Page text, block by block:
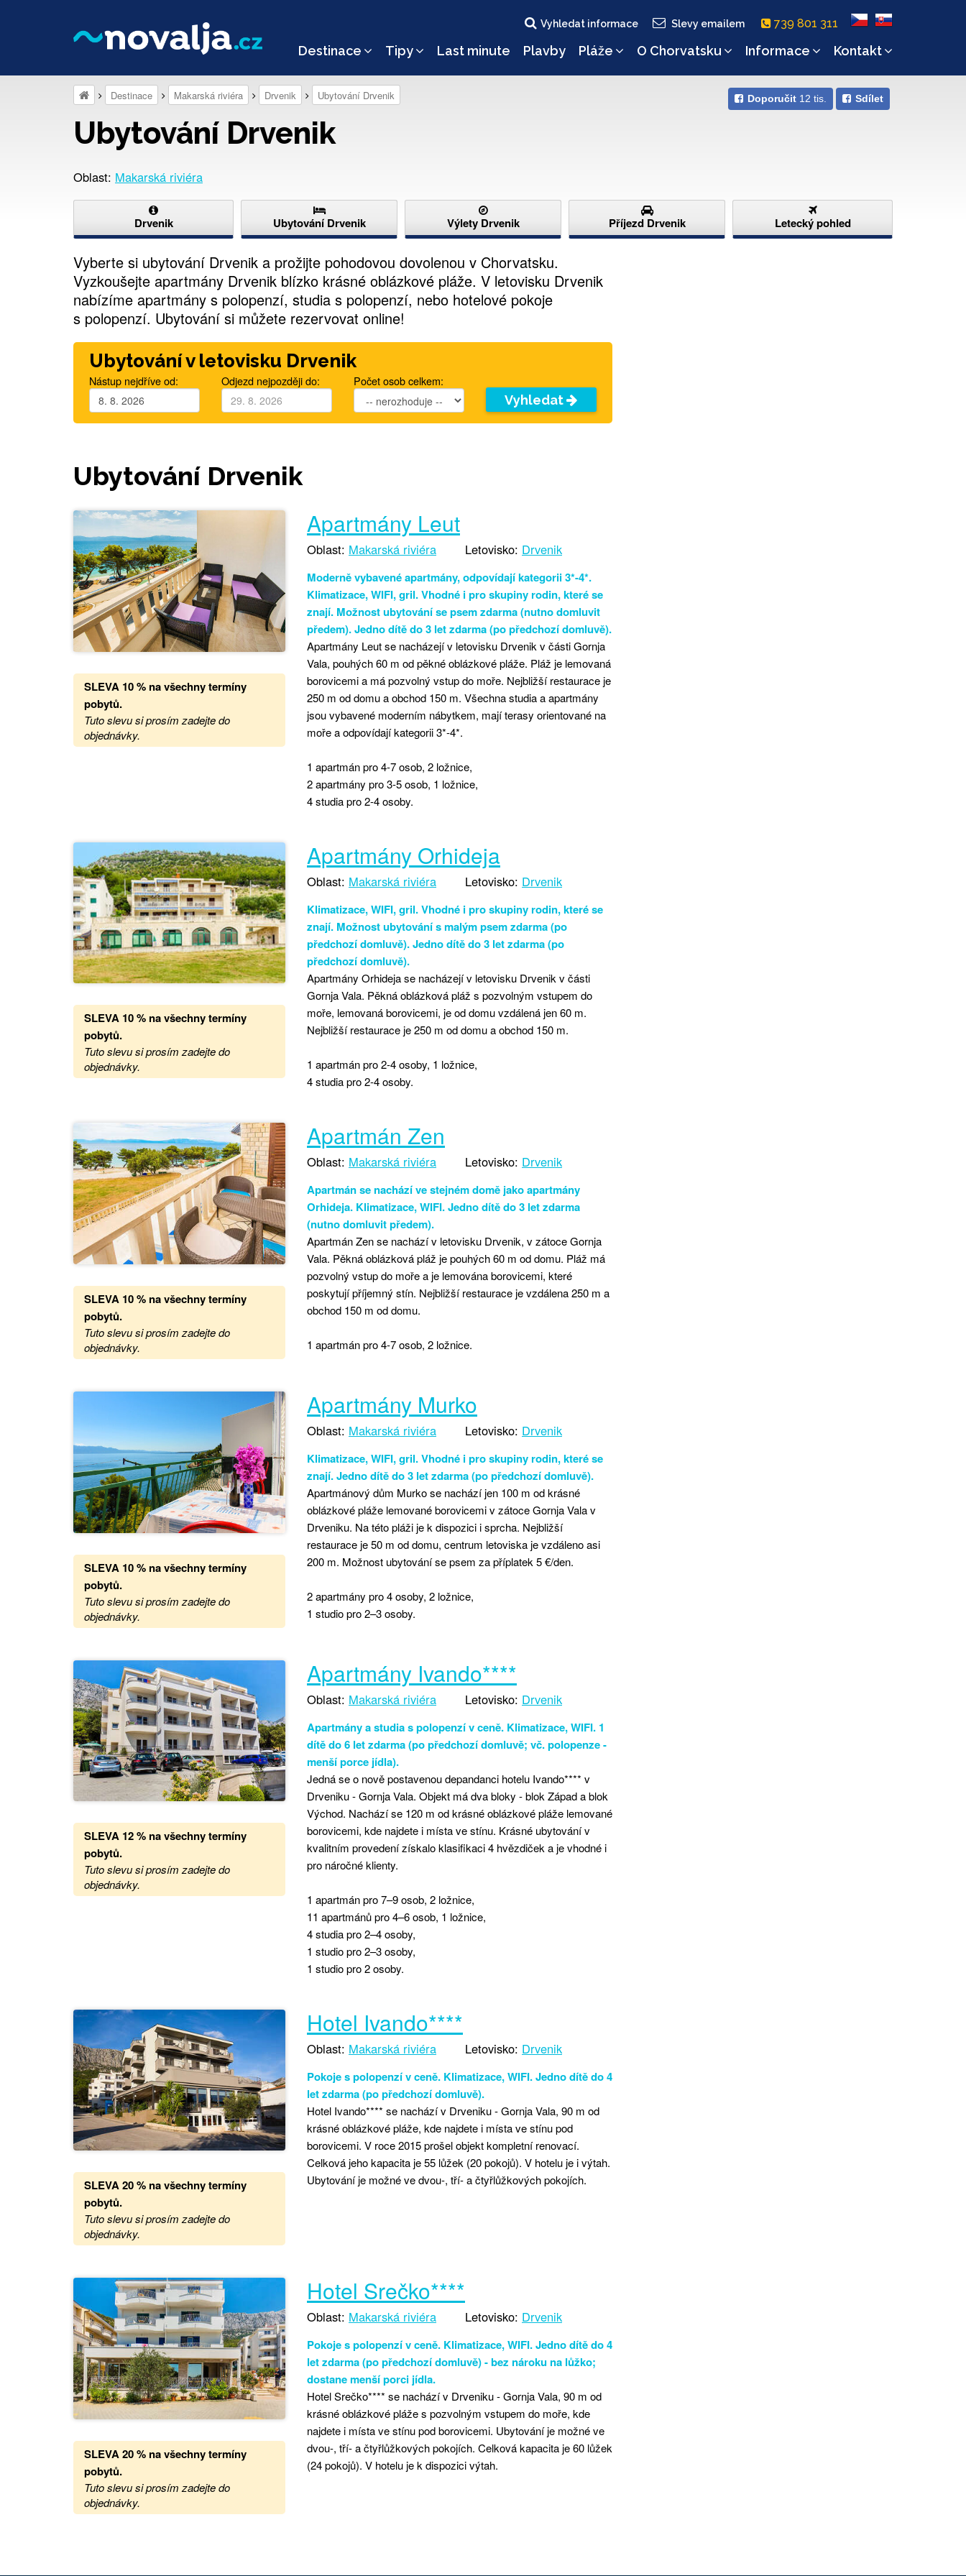
Vyhledat informace Slevy emailem 739 801 311
Destinace Tipy Last minute Plavby Pláže O Chorvatsku Informace Kontakt
Doporučit 12 tis. Sdílet
Destinace Makarská riviéra Drvenik Ubytování Drvenik
Ubytování Drvenik
Oblast: Makarská riviéra
Drvenik Ubytování Drvenik Výlety Drvenik Příjezd Drvenik Letecký pohled
Vyberte si ubytování Drvenik a prožijte pohodovou dovolenou v Chorvatsku.
Vyzkoušejte apartmány Drvenik blízko krásné oblázkové pláže. V letovisku Drvenik
nabízíme apartmány s polopenzí, studia s polopenzí, nebo hotelové pokoje
s polopenzí. Ubytování si můžete rezervovat online!
Ubytování v letovisku Drvenik
Nástup nejdříve od: Odjezd nejpozději do:
Počet osob celkem:
Vyhledat
Ubytování Drvenik
SLEVA 10 % na všechny termíny
pobytů.
Tuto slevu si prosím zadejte do
objednávky.
Apartmány Leut
Oblast: Makarská riviéra Letovisko: Drvenik
Moderně vybavené apartmány, odpovídají kategorii 3*-4*.
Klimatizace, WIFI, gril. Vhodné i pro skupiny rodin, které se
znají. Možnost ubytování se psem zdarma (nutno domluvit
předem). Jedno dítě do 3 let zdarma (po předchozí domluvě).
Apartmány Leut se nacházejí v letovisku Drvenik v části Gornja
Vala, pouhých 60 m od pěkné oblázkové pláže. Pláž je lemovaná
borovicemi a má pozvolný vstup do moře. Nejbližší restaurace je
250 m od domu a obchod 150 m. Všechna studia a apartmány
jsou vybavené moderním nábytkem, mají terasy orientované na
moře a odpovídají kategorii 3*-4*.
1 apartmán pro 4-7 osob, 2 ložnice,
2 apartmány pro 3-5 osob, 1 ložnice,
4 studia pro 2-4 osoby.
SLEVA 10 % na všechny termíny
pobytů.
Tuto slevu si prosím zadejte do
objednávky.
Apartmány Orhideja
Oblast: Makarská riviéra Letovisko: Drvenik
Klimatizace, WIFI, gril. Vhodné i pro skupiny rodin, které se
znají. Možnost ubytování s malým psem zdarma (po
předchozí domluvě). Jedno dítě do 3 let zdarma (po
předchozí domluvě).
Apartmány Orhideja se nacházejí v letovisku Drvenik v části
Gornja Vala. Pěkná oblázková pláž s pozvolným vstupem do
moře, lemovaná borovicemi, je od domu vzdálená jen 60 m.
Nejbližší restaurace je 250 m od domu a obchod 150 m.
1 apartmán pro 2-4 osoby, 1 ložnice,
4 studia pro 2-4 osoby.
SLEVA 10 % na všechny termíny
pobytů.
Tuto slevu si prosím zadejte do
objednávky.
Apartmán Zen
Oblast: Makarská riviéra Letovisko: Drvenik
Apartmán se nachází ve stejném domě jako apartmány
Orhideja. Klimatizace, WIFI. Jedno dítě do 3 let zdarma
(nutno domluvit předem).
Apartmán Zen se nachází v letovisku Drvenik, v zátoce Gornja
Vala. Pěkná oblázková pláž je pouhých 60 m od domu. Pláž má
pozvolný vstup do moře a je lemována borovicemi, které
poskytují příjemný stín. Nejbližší restaurace je vzdálena 250 m a
obchod 150 m od domu.
1 apartmán pro 4-7 osob, 2 ložnice.
SLEVA 10 % na všechny termíny
pobytů.
Tuto slevu si prosím zadejte do
objednávky.
Apartmány Murko
Oblast: Makarská riviéra Letovisko: Drvenik
Klimatizace, WIFI, gril. Vhodné i pro skupiny rodin, které se
znají. Jedno dítě do 3 let zdarma (po předchozí domluvě).
Apartmánový dům Murko se nachází jen 100 m od krásné
oblázkové pláže lemované borovicemi v zátoce Gornja Vala v
Drveniku. Na této pláži je k dispozici i sprcha. Nejbližší
restaurace je 50 m od domu, centrum letoviska je vzdáleno asi
200 m. Možnost ubytování se psem za příplatek 5 €/den.
2 apartmány pro 4 osoby, 2 ložnice,
1 studio pro 2–3 osoby.
SLEVA 12 % navšechny termíny
pobytů.
Tuto slevu si prosím zadejte do
objednávky.
Apartmány Ivando****
Oblast: Makarská riviéra Letovisko: Drvenik
Apartmány a studia s polopenzí v ceně. Klimatizace, WIFI. 1
dítě do 6 let zdarma (po předchozí domluvě; vč. polopenze -
menší porce jídla).
Jedná se o nově postavenou depandanci hotelu Ivando**** v
Drveniku - Gornja Vala. Objekt má dva bloky - blok Západ a blok
Východ. Nachází se 120 m od krásné oblázkové pláže lemované
borovicemi, kde najdete i místa ve stínu. Krásné ubytování v
kvalitním provedení získalo klasifikaci 4 hvězdiček a je vhodné i
pro náročné klienty.
1 apartmán pro 7–9 osob, 2 ložnice,
11 apartmánů pro 4–6 osob, 1 ložnice,
4 studia pro 2–4 osoby,
1 studio pro 2–3 osoby,
1 studio pro 2 osoby.
SLEVA 20 % navšechny termíny
pobytů.
Tuto slevu si prosím zadejte do
objednávky.
Hotel Ivando****
Oblast: Makarská riviéra Letovisko: Drvenik
Pokoje s polopenzí v ceně. Klimatizace, WIFI. Jedno dítě do 4
let zdarma (po předchozí domluvě).
Hotel Ivando**** se nachází v Drveniku - Gornja Vala, 90 m od
krásné oblázkové pláže, kde najdete i místa ve stínu pod
borovicemi. V roce 2015 prošel objekt kompletní renovací.
Celková jeho kapacita je 55 lůžek (20 pokojů). V hotelu je i výtah.
Ubytování je možné ve dvou-, tří- a čtyřlůžkových pokojích.
SLEVA 20 % navšechny termíny
pobytů.
Tuto slevu si prosím zadejte do
objednávky.
Hotel Srečko****
Oblast: Makarská riviéra Letovisko: Drvenik
Pokoje s polopenzí v ceně. Klimatizace, WIFI. Jedno dítě do 4
let zdarma (po předchozí domluvě) - bez nároku na lůžko;
dostane menší porci jídla.
Hotel Srečko**** se nachází v Drveniku - Gornja Vala, 90 m od
krásné oblázkové pláže s pozvolným vstupem do moře, kde
najdete i místa ve stínu pod borovicemi. Ubytování je možné ve
dvou-, tří- a čtyřlůžkových pokojích. Celková kapacita je 60 lůžek
(24 pokojů). V hotelu je k dispozici výtah.